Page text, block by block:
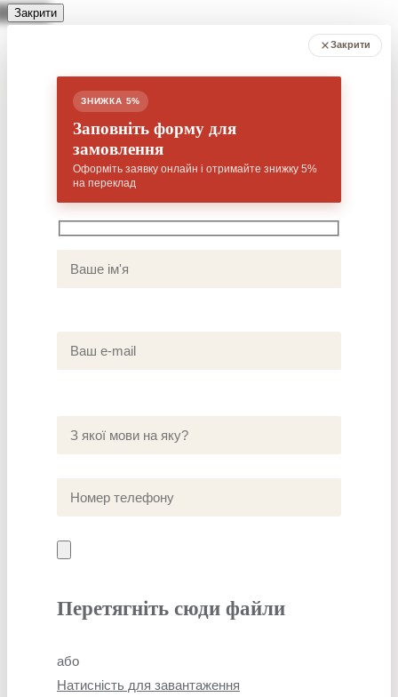
пустым.
Закрити
Закрити
ЗНИЖКА 5%
Заповніть форму для
замовлення
Оформіть заявку онлайн і отримайте знижку 5%
на переклад
Перетягніть сюди файли
або
Натисність для завантаження